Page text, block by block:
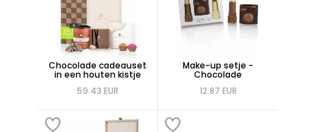
Chocolade cadeauset
in een houten kistje
59.43 EUR
Make-up setje -
Chocolade
12.87 EUR